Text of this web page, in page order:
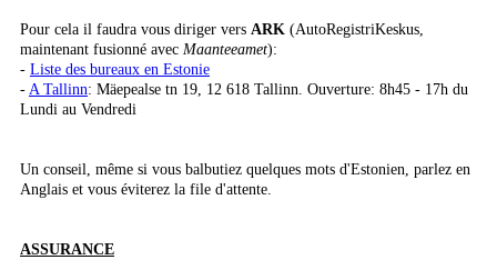
Pour cela il faudra vous diriger vers ARK (AutoRegistriKeskus,
maintenant fusionné avec Maanteeamet):
- Liste des bureaux en Estonie
- A Tallinn: Mäepealse tn 19, 12 618 Tallinn. Ouverture: 8h45 - 17h du
Lundi au Vendredi
Un conseil, même si vous balbutiez quelques mots d'Estonien, parlez en
Anglais et vous éviterez la file d'attente.
ASSURANCE